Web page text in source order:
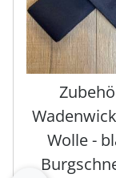
Wolle -